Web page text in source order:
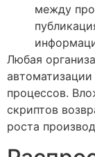
между
Любая
процессов.
скриптов
роста